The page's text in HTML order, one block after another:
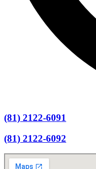
(81) 2122-6091
(81) 2122-6092